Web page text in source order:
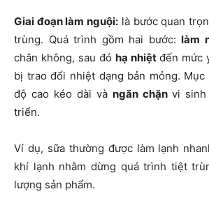
Giai đoạn làm nguội: là bước quan
trùng. Quá trình gồm hai bước: làm
chân không, sau đó hạ nhiệtđến mức
bị trao đổi nhiệt dạng bản mỏng.
độ cao kéo dài và ngăn chặnvi sinh
triển.
Ví dụ, sữa thường được làm lạnh
khí lạnh nhằm dừng quá trình tiệt
lượng sản phẩm.